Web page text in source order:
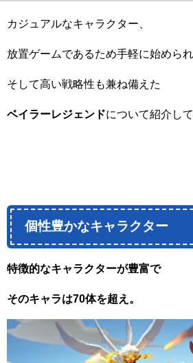
カジュアルなキャラクター、
放置ゲームであるため手軽に始められ
そして高い戦略性も兼ね備えた
ベイラーレジェンドについて紹介し
個性豊かなキャラクター
特徴的なキャラクターが豊富で
そのキャラは70体を超え。